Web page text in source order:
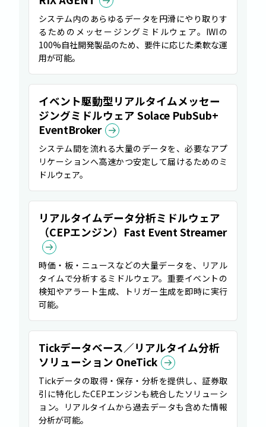
システム内のあらゆるデータを円滑にやり取りす
るためのメッセージングミドルウェア。IWIの
100%自社開発製品のため、要件に応じた柔軟な運
用が可能。
イベント駆動型リアルタイムメッセー
ジングミドルウェア Solace PubSub+
EventBroker
システム間を流れる大量のデータを、必要なアプ
リケーションへ高速かつ安定して届けるためのミ
ドルウェア。
リアルタイムデータ分析ミドルウェア
（CEPエンジン）Fast Event Streamer
時価・板・ニュースなどの大量データを、リアル
タイムで分析するミドルウェア。重要イベントの
検知やアラート生成、トリガー生成を即時に実行
可能。
Tickデータベース／リアルタイム分析
ソリューション OneTick
Tickデータの取得・保存・分析を提供し、証券取
引に特化したCEPエンジンも統合したソリューシ
ョン。リアルタイムから過去データも含めた情報
分析が可能。